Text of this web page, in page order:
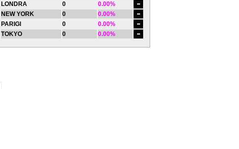
LONDRA 0
0.00%
NEW YORK
0
0.00%
PARIGI
0
0.00%
TOKYO
0 0.00%